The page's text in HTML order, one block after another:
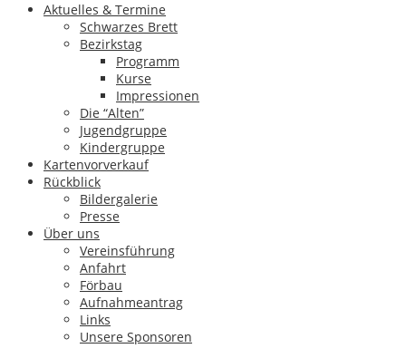
Aktuelles & Termine
Schwarzes Brett
Bezirkstag
Programm
Kurse
Impressionen
Die “Alten”
Jugendgruppe
Kindergruppe
Kartenvorverkauf
Rückblick
Bildergalerie
Presse
Über uns
Vereinsführung
Anfahrt
Förbau
Aufnahmeantrag
Links
Unsere Sponsoren
[Zeige Vorschaubilder]
Impressum & Datenschutz